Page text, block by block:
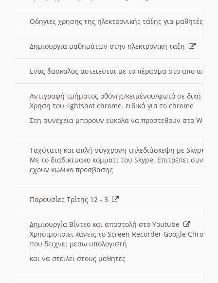
Οδηγιες χρησης της ηλεκτρονικής τάξης για μαθητές
Δημιουργια μαθημάτων στην ηλεκτρονικη ταξη
Ενας δασκαλος αστειεύται με το πέρασμα στο απο
Αντιγραφή τμήματος οθόνης/κειμένου/φωτό σε δική
Χρηση του lightshot chrome. ειδικά για το chrome
Στη συνεχεια μπορουν ευκολα να προστεθουν στο Word
Ταχύτατη και απλή σύγχρονη τηλεδιάσκεψη με Skype
Με το διαδικτυακο κομματι του Skype. Επιτρέπει
εχουν κωδικο προσβασης
Παρουσίες Τρίτης 12 - 3
Δημιουργία Βίντεο και αποστολή στο Youtube
Χρησιμοποιει κανεις το Screen Recorder Google Chrome
που δειχνει μεσω υπολογιστή
και να στειλει στους μαθητες